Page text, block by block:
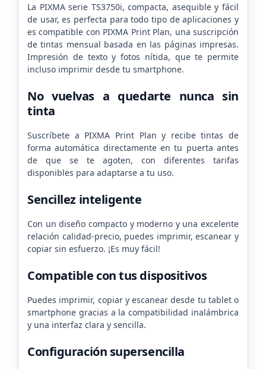
La PIXMA serie TS3750i, compacta, asequible y fácil
de usar, es perfecta para todo tipo de aplicaciones y
es compatible con PIXMA Print Plan, una suscripción
de tintas mensual basada en las páginas impresas.
Impresión de texto y fotos nítida, que te permite
incluso imprimir desde tu smartphone.
No vuelvas a quedarte nunca sin
tinta
Suscríbete a PIXMA Print Plan y recibe tintas de
forma automática directamente en tu puerta antes
de que se te agoten, con diferentes tarifas
disponibles para adaptarse a tu uso.
Sencillez inteligente
Con un diseño compacto y moderno y una excelente
relación calidad-precio, puedes imprimir, escanear y
copiar sin esfuerzo. ¡Es muy fácil!
Compatible con tus dispositivos
Puedes imprimir, copiar y escanear desde tu tablet o
smartphone gracias a la compatibilidad inalámbrica
y una interfaz clara y sencilla.
Configuración supersencilla